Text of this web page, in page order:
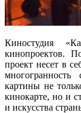
Киностудия
кинопроектов.
проект несет в
многогранность
картины не
кинокарте, но и
и искусства